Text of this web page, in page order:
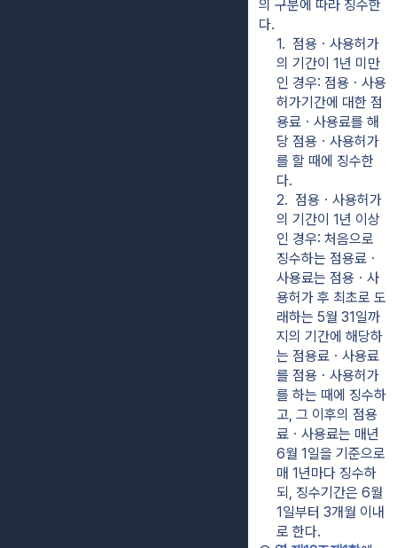
의 구분에 따라 징수한
다.
1.  점용ㆍ사용허가
의 기간이 1년 미만
인 경우: 점용ㆍ사용
허가기간에 대한 점
용료ㆍ사용료를 해
당 점용ㆍ사용허가
를 할 때에 징수한
다.
2.  점용ㆍ사용허가
의 기간이 1년 이상
인 경우: 처음으로
징수하는 점용료ㆍ
사용료는 점용ㆍ사
용허가 후 최초로 도
래하는 5월 31일까
지의 기간에 해당하
는 점용료ㆍ사용료
를 점용ㆍ사용허가
를 하는 때에 징수하
고, 그 이후의 점용
료ㆍ사용료는 매년
6월 1일을 기준으로
매 1년마다 징수하
되, 징수기간은 6월
1일부터 3개월 이내
로 한다.